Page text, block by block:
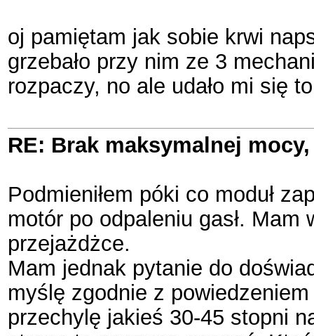
oj pamiętam jak sobie krwi
grzebało przy nim ze 3
rozpaczy, no ale udało mi się
RE: Brak maksymalnej
Podmieniłem póki co moduł
motór po odpaleniu gasł.
przejażdżce.
Mam jednak pytanie do
myślę zgodnie z
przechylę jakieś 30-45 stopni